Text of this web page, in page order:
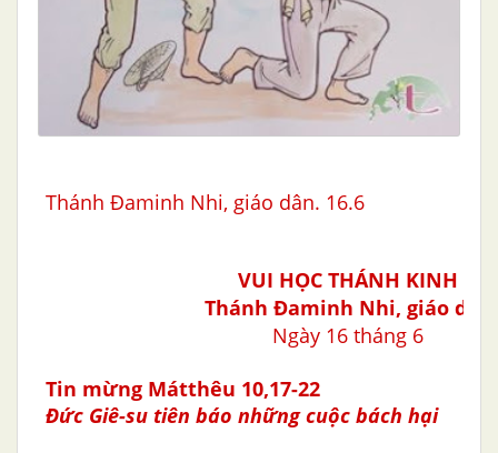
Thánh Ðaminh Nhi, giáo dân. 16.6
VUI HỌC THÁNH KINH
Thánh Ðaminh Nhi, giáo dân
Ngày 16 tháng 6
Tin mừng Mátthêu 10,17-22
Đức Giê-su tiên báo những cuộc bách hại